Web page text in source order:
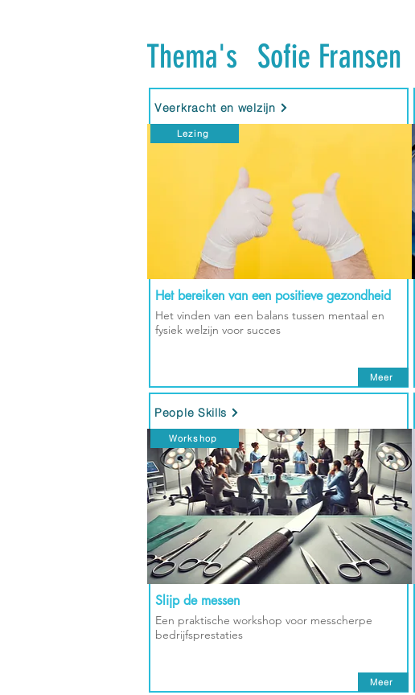
Thema's Sofie Fransen
Veerkracht en welzijn
Lezing
Het bereiken van een positieve gezondheid
Het vinden van een balans tussen mentaal en
fysiek welzijn voor succes
Meer
People Skills
Workshop
Slijp de messen
Een praktische workshop voor messcherpe
bedrijfsprestaties
Meer